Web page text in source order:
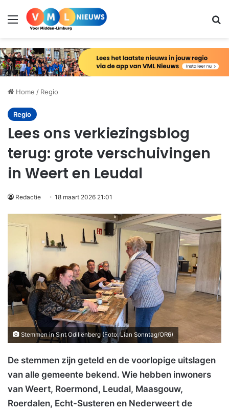
Menu
Home / Regio
Regio
Lees ons verkiezingsblog
terug: grote verschuivingen
in Weert en Leudal
Redactie 18 maart 2026 21:01
Stemmen in Sint Odiliënberg (Foto: Lian Sonntag/OR6)
De stemmen zijn geteld en de voorlopige uitslagen
van alle gemeente bekend. Wie hebben inwoners
van Weert, Roermond, Leudal, Maasgouw,
Roerdalen, Echt-Susteren en Nederweert de